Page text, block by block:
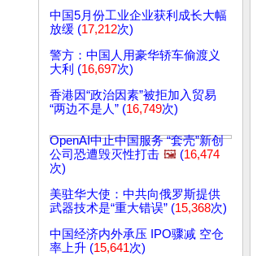
中国5月份工业企业获利成长大幅
放缓 (17,212次)
警方：中国人用豪华轿车偷渡义
大利 (16,697次)
香港因“政治因素”被拒加入贸易
“两边不是人” (16,749次)
OpenAI中止中国服务 “套壳”新创
公司恐遭毁灭性打击 🖼️ (16,474
次)
美驻华大使：中共向俄罗斯提供
武器技术是“重大错误” (15,368次)
中国经济内外承压 IPO骤减 空仓
率上升 (15,641次)